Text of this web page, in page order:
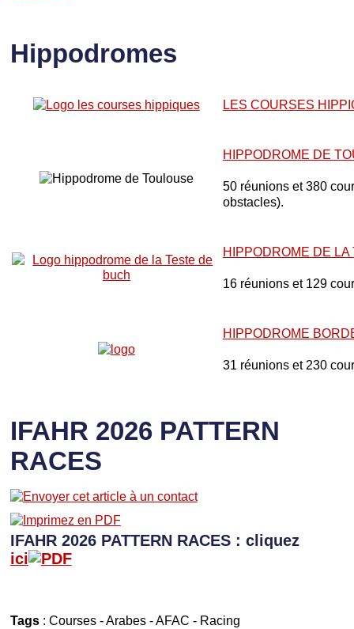
Hippodromes
LES COURSES
HIPPODROME DE
50 réunions et 380
obstacles).
HIPPODROME DE LA
16 réunions et 129
HIPPODROME
31 réunions et 230
IFAHR 2026 PATTERN
RACES
IFAHR 2026 PATTERN RACES : cliquez
ici
Tags: Courses-Arabes-AFAC - Racing